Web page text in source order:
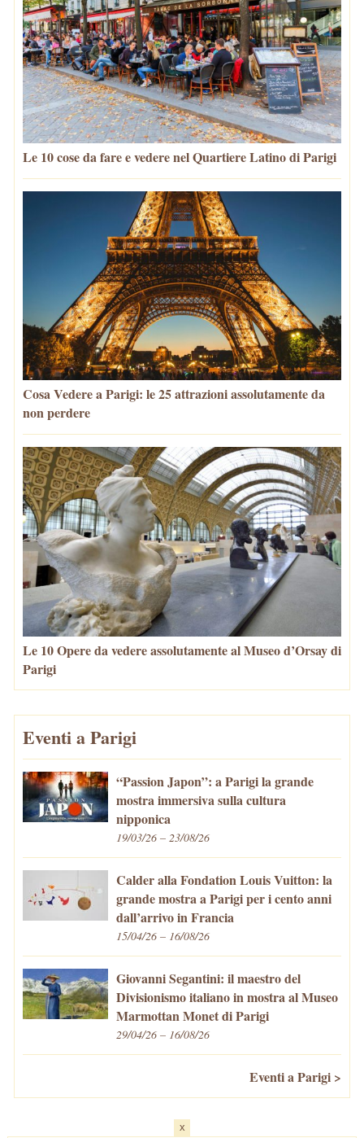
Le 10 cose da fare e vedere nel Quartiere Latino di Parigi
Cosa Vedere a Parigi: le 25 attrazioni assolutamente da
non perdere
Le 10 Opere da vedere assolutamente al Museo d’Orsay di
Parigi
Eventi a Parigi
“Passion Japon”: a Parigi la grande
mostra immersiva sulla cultura
nipponica
19/03/26 – 23/08/26
Calder alla Fondation Louis Vuitton: la
grande mostra a Parigi per i cento anni
dall’arrivo in Francia
15/04/26 – 16/08/26
Giovanni Segantini: il maestro del
Divisionismo italiano in mostra al Museo
Marmottan Monet di Parigi
29/04/26 – 16/08/26
Eventi a Parigi >
x